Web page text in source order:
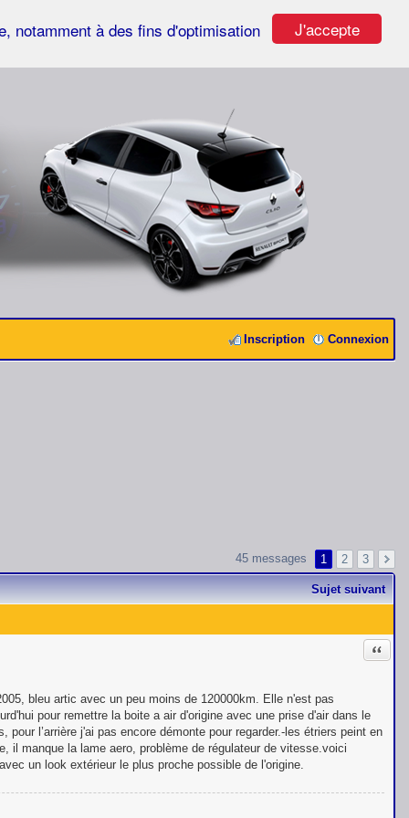
J'accepte
notamment à des fins d'optimisation
Connexion
Inscription
45 messages 1 2 3
Sujet suivant
bleu artic avec un peu moins de 120000km. Elle n'est pas
pour remettre la boite a air d'origine avec une prise d'air dans le
l’arrière j'ai pas encore démonte pour regarder.-les étriers peint en
il manque la lame aero, problème de régulateur de vitesse.voici
un look extérieur le plus proche possible de l'origine.